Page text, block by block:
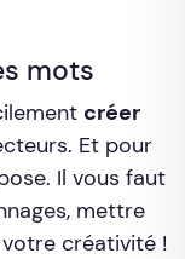
mots
créer
Et pour
Il vous faut
mettre
créativité !